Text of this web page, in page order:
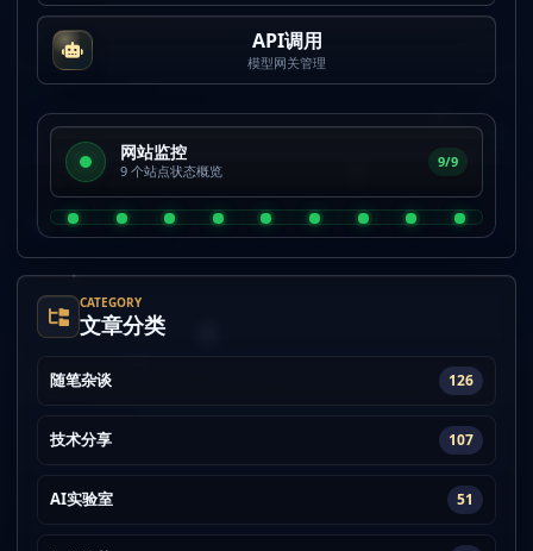
API调用
模型网关管理
网站监控
9 个站点状态概览
9/9
CATEGORY
文章分类
随笔杂谈 126
技术分享 107
AI实验室 51